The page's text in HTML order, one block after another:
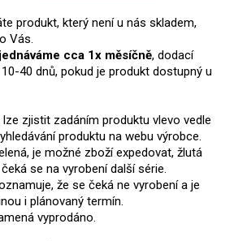
produkt, který není u nás skladem,
Vás.
cca 1x měsíčně, dodací
40 dnů, pokud je produkt dostupný u
zjistit zadáním produktu vlevo vedle
produktu na webu výrobce.
je možné zboží expedovat, žlutá
se na vyrobení další série.
že se čeká ne vyrobení a je
i plánovaný termín.
vyprodáno.